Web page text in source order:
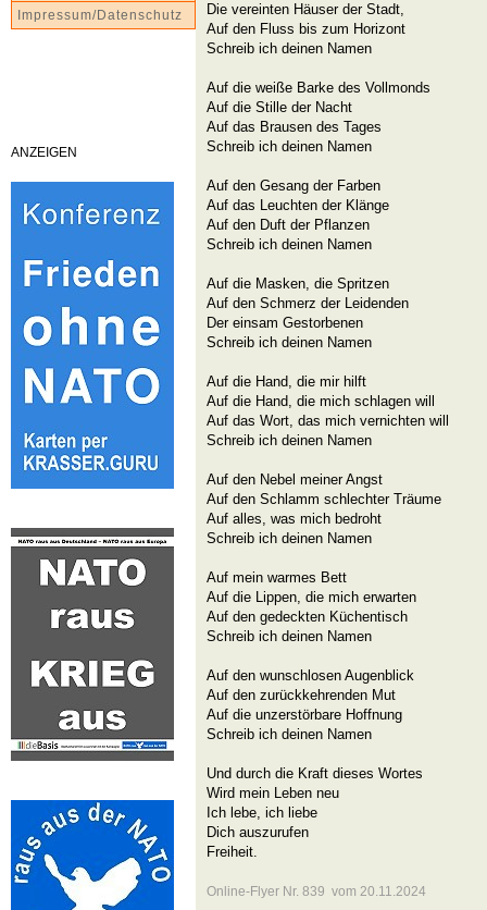
Impressum/Datenschutz
ANZEIGEN
Die vereinten Häuser der Stadt,
Auf den Fluss bis zum Horizont
Schreib ich deinen Namen
Auf die weiße Barke des Vollmonds
Auf die Stille der Nacht
Auf das Brausen des Tages
Schreib ich deinen Namen
Auf den Gesang der Farben
Auf das Leuchten der Klänge
Auf den Duft der Pflanzen
Schreib ich deinen Namen
Auf die Masken, die Spritzen
Auf den Schmerz der Leidenden
Der einsam Gestorbenen
Schreib ich deinen Namen
Auf die Hand, die mir hilft
Auf die Hand, die mich schlagen will
Auf das Wort, das mich vernichten will
Schreib ich deinen Namen
Auf den Nebel meiner Angst
Auf den Schlamm schlechter Träume
Auf alles, was mich bedroht
Schreib ich deinen Namen
Auf mein warmes Bett
Auf die Lippen, die mich erwarten
Auf den gedeckten Küchentisch
Schreib ich deinen Namen
Auf den wunschlosen Augenblick
Auf den zurückkehrenden Mut
Auf die unzerstörbare Hoffnung
Schreib ich deinen Namen
Und durch die Kraft dieses Wortes
Wird mein Leben neu
Ich lebe, ich liebe
Dich auszurufen
Freiheit.
Online-Flyer Nr. 839 vom 20.11.2024